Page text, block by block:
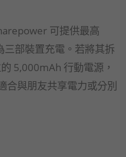
可提供最高
部裝置充電。若將其拆
5,000mAh 行動電源，
合與朋友共享電力或分別